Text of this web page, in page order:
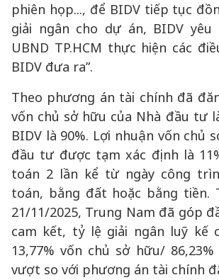
phiên họp..., để BIDV tiếp tục
giải ngân cho dự án, BIDV yêu
UBND TP.HCM thực hiện các
BIDV đưa ra”.
Theo phương án tài chính đã
vốn chủ sở hữu của Nhà đầu tư
BIDV là 90%. Lợi nhuận vốn chủ
đầu tư được tạm xác định là
toán 2 lần kể từ ngày công
toán, bằng đất hoặc bằng tiền.
21/11/2025, Trung Nam đã góp
cam kết, tỷ lệ giải ngân luỹ kế
13,77% vốn chủ sở hữu/ 86,23%
vượt so với phương án tài chính